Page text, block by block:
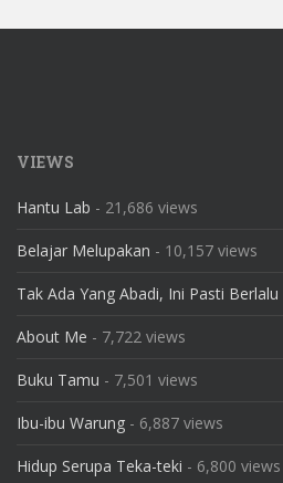
VIEWS
Hantu Lab - 21,686 views
Belajar Melupakan - 10,157 views
Tak Ada Yang Abadi, Ini Pasti Berlalu
About Me - 7,722 views
Buku Tamu - 7,501 views
Ibu-ibu Warung - 6,887 views
Hidup Serupa Teka-teki - 6,800 views